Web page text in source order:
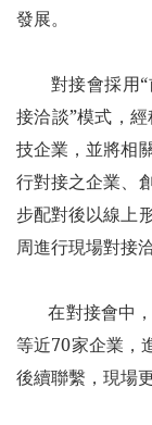
發展。
對接會採用“
接洽談”模式，
技企業，並將相
行對接之企業、
步配對後以線上
周進行現場對接洽
在對接會中，
等近70家企業，
後續聯繫，現場